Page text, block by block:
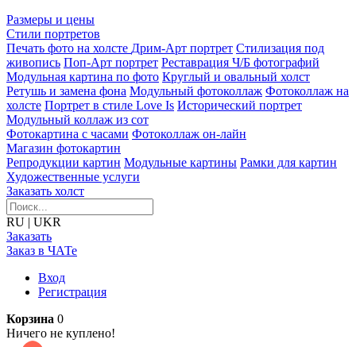
Размеры и цены
Стили портретов
Печать фото на холсте Дрим-Арт портрет Стилизация под
живопись Поп-Арт портрет Реставрация Ч/Б фотографий
Модульная картина по фото Круглый и овальный холст
Ретушь и замена фона Модульный фотоколлаж Фотоколлаж на
холсте Портрет в стиле Love Is Исторический портрет
Модульный коллаж из сот
Фотокартина с часами Фотоколлаж он-лайн
Магазин фотокартин
Репродукции картин Модульные картины Рамки для картин
Художественные услуги
Заказать холст
RU | UKR
Заказать
Заказ в ЧАТе
Вход
Регистрация
Корзина 0
Ничего не куплено!